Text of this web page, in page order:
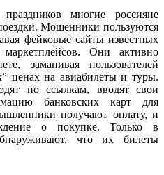
многие россияне
Мошенники пользуются
фейковые сайты известных
Они активно
заманивая пользователей
ценах на авиабилеты и туры.
по ссылкам, вводят свои
банковских карт для
получают оплату, и
о покупке. Только в
что их билеты